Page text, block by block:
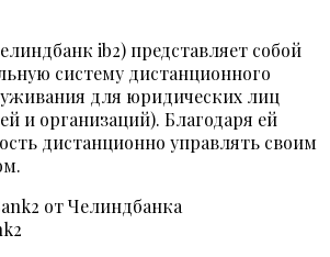
ib2) представляет собой
систему дистанционного
для юридических лиц
и организаций). Благодаря ей
дистанционно управлять своим